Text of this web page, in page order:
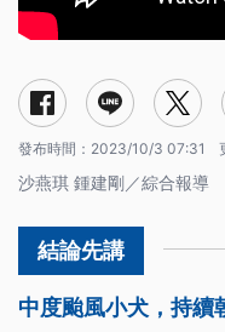
發布時間： 2023/10/3 07:31
沙燕琪 鍾建剛／綜合報導
中度颱風小犬，持續